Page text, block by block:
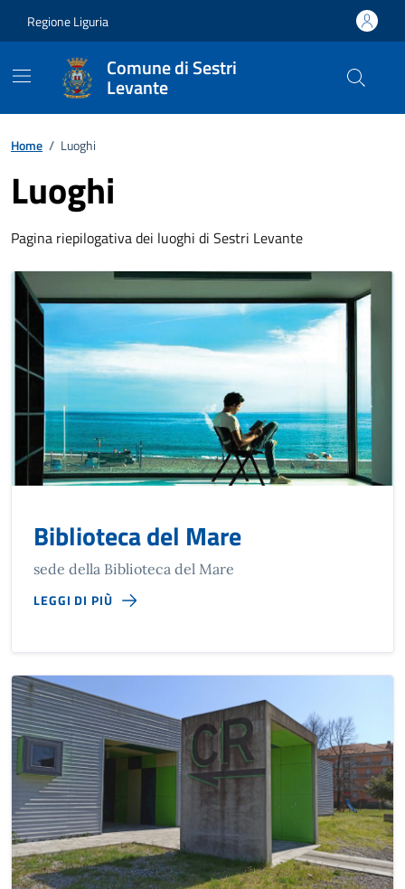
Regione Liguria
Comune di Sestri
Levante
Home / Luoghi
Luoghi
Pagina riepilogativa dei luoghi di Sestri Levante
Biblioteca del Mare
sede della Biblioteca del Mare
LEGGI DI PIÙ